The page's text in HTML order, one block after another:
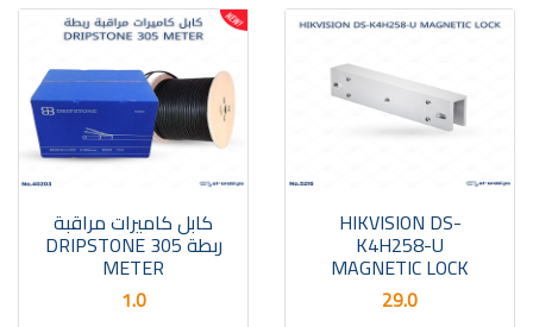
HIKVISION DS-
K4H258-U
MAGNETIC LOCK
29.0
كابل كاميرات مراقبة
ربطة DRIPSTONE 305
METER
1.0